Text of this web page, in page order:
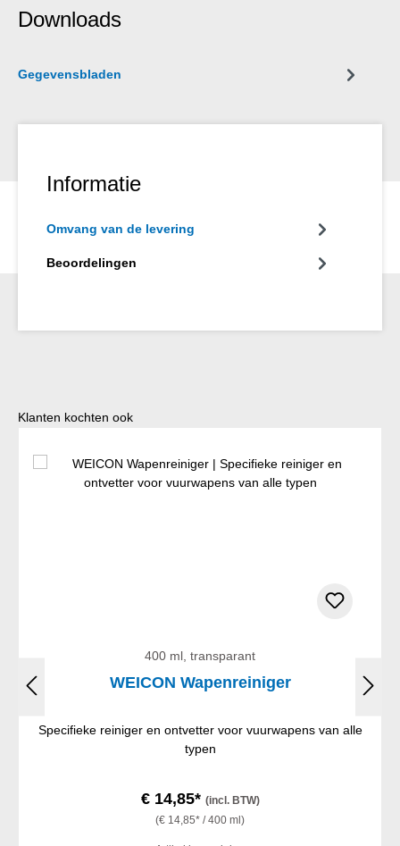
voor visuele inspectie.
Downloads
Gegevensbladen
Informatie
Omvang van de levering
Beoordelingen
Productgalerij overslaan
Klanten kochten ook
400 ml, transparant
WEICON Wapenreiniger
Specifieke reiniger en ontvetter voor vuurwapens van alle
typen
€ 14,85* (incl. BTW)
(€ 14,85* / 400 ml)